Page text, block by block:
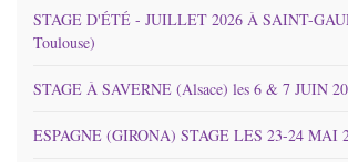
STAGE D'ÉTÉ - JUILLET 2026 À SAINT-
Toulouse)
STAGE À SAVERNE (Alsace) les 6 & 7 JUIN
ESPAGNE (GIRONA) STAGE LES 23-24 MAI